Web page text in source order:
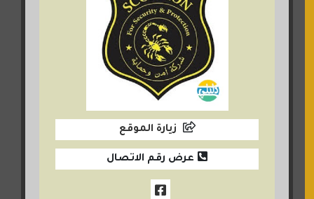
زيارة الموقع
عرض رقم الاتصال